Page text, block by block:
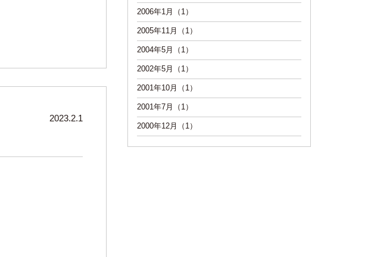
2023.2.1
2006年1月（1）
2005年11月（1）
2004年5月（1）
2002年5月（1）
2001年10月（1）
2001年7月（1）
2000年12月（1）